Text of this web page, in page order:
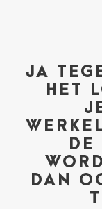
JA
HET
DE
DAN